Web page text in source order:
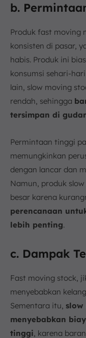
b.
Produk fast moving
konsisten di pasar,
habis. Produk ini
konsumsi sehari-
lain, slow moving
rendah, sehingga
tersimpan di
Permintaan tinggi
memungkinkan
dengan lancar dan
Namun, produk
besar karena
perencanaan
lebih penting.
c. Dampak
Fast moving stock,
menyebabkan
Sementara itu, slow
menyebabkan
tinggi, karena